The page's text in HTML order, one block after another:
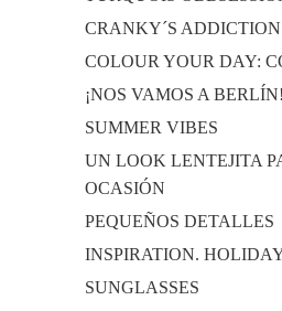
CRANKY´S ADDICTION
COLOUR YOUR DAY:
¡NOS VAMOS A BERLÍN!
SUMMER VIBES
UN LOOK LENTEJITA
OCASIÓN
PEQUEÑOS DETALLES
INSPIRATION.
SUNGLASSES